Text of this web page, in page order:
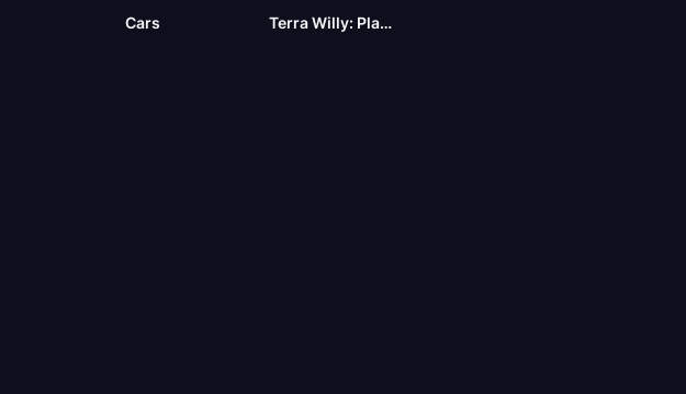
Cars Terra Willy: Planeta desconocido